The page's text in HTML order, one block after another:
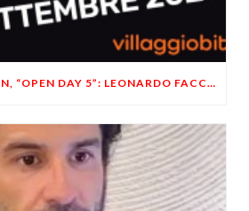
VILLAGGIO BITCOIN, “OPEN DAY 5”: LEONARDO FACCO OSPITE A BRESCIA